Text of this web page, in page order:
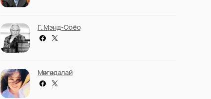
Г. Мэнд-Ооёо
Мөнгөндалай